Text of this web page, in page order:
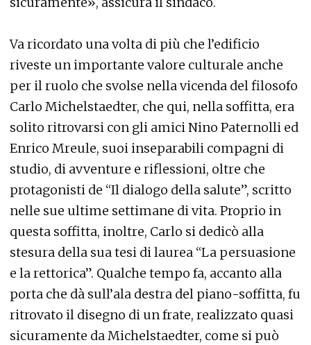
Va ricordato una volta di più che l’edificio
riveste un importante valore culturale anche
per il ruolo che svolse nella vicenda del filosofo
Carlo Michelstaedter, che qui, nella soffitta, era
solito ritrovarsi con gli amici Nino Paternolli ed
Enrico Mreule, suoi inseparabili compagni di
studio, di avventure e riflessioni, oltre che
protagonisti de “Il dialogo della salute”, scritto
nelle sue ultime settimane di vita. Proprio in
questa soffitta, inoltre, Carlo si dedicò alla
stesura della sua tesi di laurea “La persuasione
e la rettorica”. Qualche tempo fa, accanto alla
porta che dà sull’ala destra del piano-soffitta, fu
ritrovato il disegno di un frate, realizzato quasi
sicuramente da Michelstaedter, come si può